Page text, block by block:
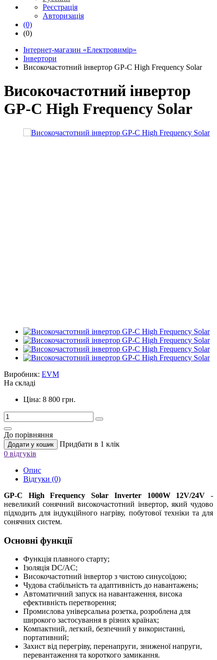
Реєстрація
Авторизація
(0)
(0)
Інтернет-магазин «Електровимір»
Інвертори
Високочастотний інвертор GP-C High Frequency Solar
Високочастотний інвертор
GP-C High Frequency Solar
Виробник: EVM
На складі
Ціна: 8 800 грн.
До порівняння
Додати у кошик
Придбати в 1 клік
0 відгуків
Опис
Відгуки (0)
GP-C High Frequency Solar Inverter 1000W 12V/24V -
невеликий сонячний високочастотний інвертор, який чудово
підходить для індукційного нагріву, побутової техніки та для
сонячних систем.
Основні функції
Функція плавного старту;
Ізоляція DC/AC;
Високочастотний інвертор з чистою синусоїдою;
Чудова стабільність та адаптивність до навантажень;
Автоматичний запуск на навантаження, висока
ефективність перетворення;
Промислова універсальна розетка, розроблена для
широкого застосування в різних країнах;
Компактний, легкий, безпечний у використанні,
портативний;
Захист від перегріву, перенапруги, зниженої напруги,
перевантаження та короткого замикання.